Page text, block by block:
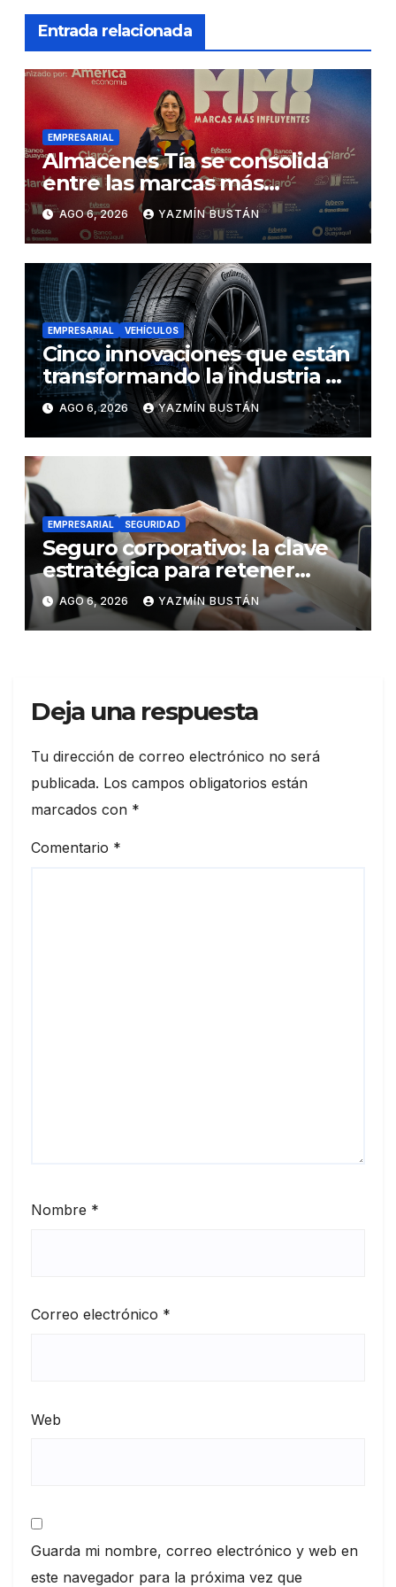
Entrada relacionada
EMPRESARIAL
Almacenes Tía se consolida
entre las marcas más
influyentes del Ecuador
AGO 6, 2026 YAZMÍN BUSTÁN
EMPRESARIAL VEHÍCULOS
Cinco innovaciones que están
transformando la industria de
los neumáticos y redefinen el
futuro de la movilidad
AGO 6, 2026 YAZMÍN BUSTÁN
EMPRESARIAL SEGURIDAD
Seguro corporativo: la clave
estratégica para retener
talento en Ecuador
AGO 6, 2026 YAZMÍN BUSTÁN
Deja una respuesta
Tu dirección de correo electrónico no será
publicada. Los campos obligatorios están
marcados con *
Comentario *
Nombre *
Correo electrónico *
Web
Guarda mi nombre, correo electrónico y web en
este navegador para la próxima vez que